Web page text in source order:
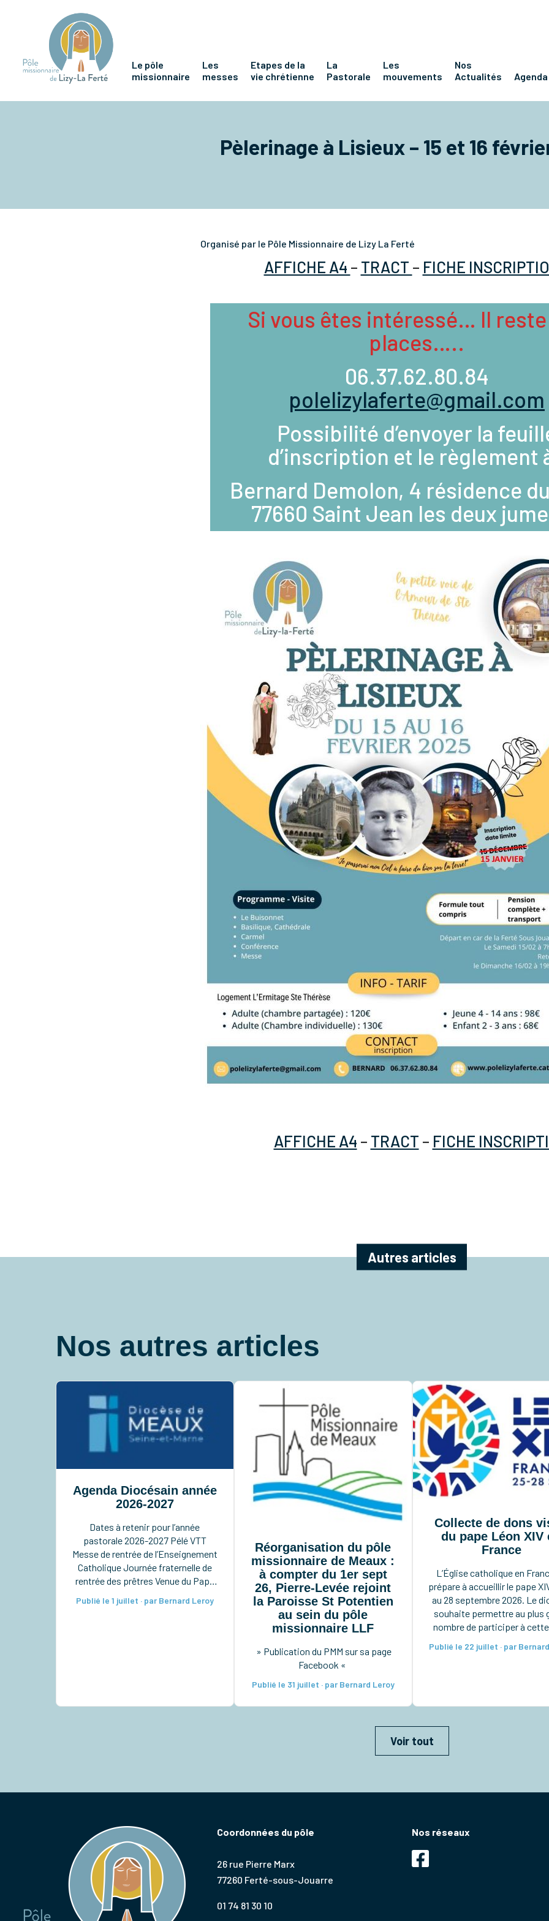
Le pôle
missionnaire
Les
messes
Etapes de la
vie chrétienne
La
Pastorale
Les
mouvements
Nos
Actualités
Agenda
Pèlerinage à Lisieux – 15 et 16
Organisé par le Pôle Missionnaire de Lizy La Ferté
AFFICHE A4 – TRACT – FICHE
Si vous êtes intéressé… Il
places…..
06.37.62.80.84
polelizylaferte@gmail.com
Possibilité d’envoyer la
d’inscription et le règlement
Bernard Demolon, 4 résidence
77660 Saint Jean les deux
AFFICHE A4 – TRACT – FICHE
Autres articles
Nos autres articles
Agenda Diocésain année
2026-2027
Dates à retenir pour l’année
pastorale 2026-2027 Pélé VTT
Messe de rentrée de l’Enseignement
Catholique Journée fraternelle de
rentrée des prêtres Venue du Pape
du Chêne à Preuilly Pèlerinage à
Publié le 1 juillet · par Bernard Leroy
Réorganisation du pôle
missionnaire de Meaux :
à compter du 1er sept
26, Pierre-Levée rejoint
la Paroisse St Potentien
au sein du pôle
missionnaire LLF
» Publication du PMM sur sa page
Facebook «
Publié le 31 juillet · par Bernard Leroy
Collecte de dons
du pape Léon XIV
France
L’Église catholique en
prépare à accueillir le pape
au 28 septembre 2026. Le
souhaite permettre au plus
nombre de participer à
mieux notre
participer par une pré-
Publié le 22 juillet · par
Voir tout
Coordonnées du pôle
26 rue Pierre Marx
77260 Ferté-sous-Jouarre
01 74 81 30 10
Nos réseaux